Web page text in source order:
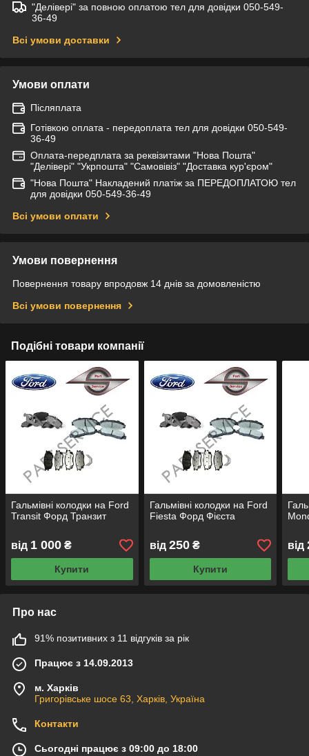
"Делівері" за повною оплатою тел для довідки 050-549-
36-49
Всі умови доставки
Умови оплати
Післяплата
Готівкою оплата - передоплата тел для довідки 050-549-
36-49
Оплата-передплата за реквізитами "Нова Пошта"
"Делівері" "Укрпошта" "Самовівіз" "Доставка кур'єром"
"Нова Пошта" Накладений платіж за ПЕРЕДОПЛАТОЮ тел
для довідки 050-549-36-49
Всі умови оплати
Умови повернення
Повернення товару впродовж 14 днів за домовленістю
Всі умови повернення
Подібні товари компанії
Гальмівні колодки на Ford
Transit Форд Транзит
від 1 000 ₴
Купити
Гальмівні колодки на Ford
Fiesta Форд Фієста
від 250₴
Купити
від
Про нас
91% позитивних з 11 відгуків за рік
Працює з 14.09.2013
м. Харків
Григорівське шосе 63, Харків, Україна
Контакти
Сьогодні працює з 09:00 до 18:00